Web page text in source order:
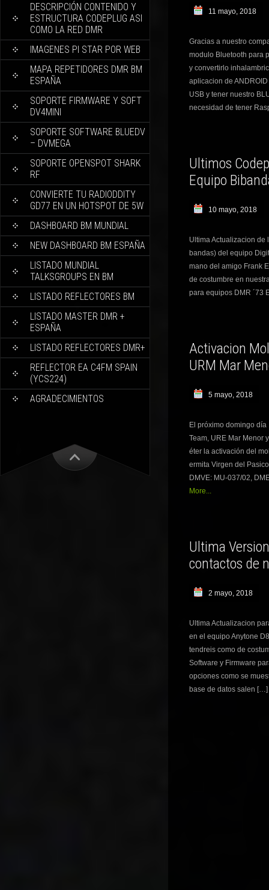
DESCRIPCIÓN CONTENIDO Y
ESTRUCTURA CODEPLUG ASI
COMO LA RED DMR
IMAGENES PI STAR POR WEB
MAPA REPETIDORES DMR BM
ESPAÑA
SOPORTE FIRMWARE Y SOFT
DV4MINI
SOPORTE SOFTWARE BLUEDV
– DVMEGA
SOPORTE OPENSPOT SHARK
RF
CONVIERTE TU RADIODDITY
GD77 EN UN HOTSPOT DE 5W
DASHBOARD BM MUNDIAL
NEW DASHBOARD BM ESPAÑA
LISTADO MUNDIAL
TALKSGROUPS EN BM
LISTADO REFLECTORES BM
LISTADO MASTER DMR +
ESPAÑA
LISTADO REFLECTORES DMR+
REFLECTOR EA C4FM SPAIN
(YCS224)
AGRADECIMIENTOS
11 mayo, 2018
Gracias a nuestro
modulo Bluetooth para
y convertirlo
aplicacion de
USB y tener nuestro
necesidad de tener
Ultimos
Equipo
10 mayo, 2018
Ultima Actualizacion de
bandas) del equipo
mano del amigo Frank
de costumbre en
para equipos DMR ´73
Activacion
URM Mar
5 mayo, 2018
El próximo domingo
Team, URE Mar Menor
éter la activación del
ermita Virgen del
DMVE: MU-037/02,
More...
Ultima
contactos de
2 mayo, 2018
Ultima Actualizacion
en el equipo Anytone
tendreis como de
Software y Firmware
opciones como se
base de datos salen […]